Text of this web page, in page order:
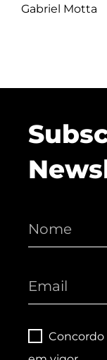
Gabriel Motta
Concordo